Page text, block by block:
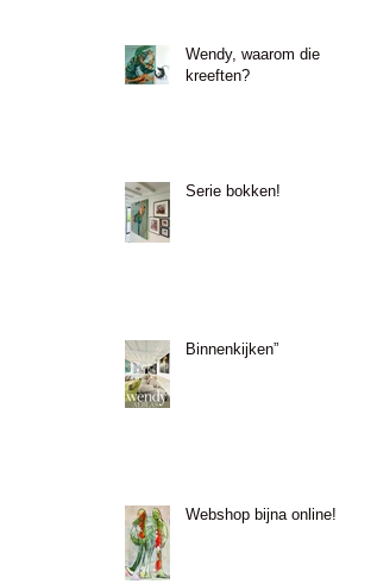
Wendy, waarom die
kreeften?
Serie bokken!
Binnenkijken”
Webshop bijna online!